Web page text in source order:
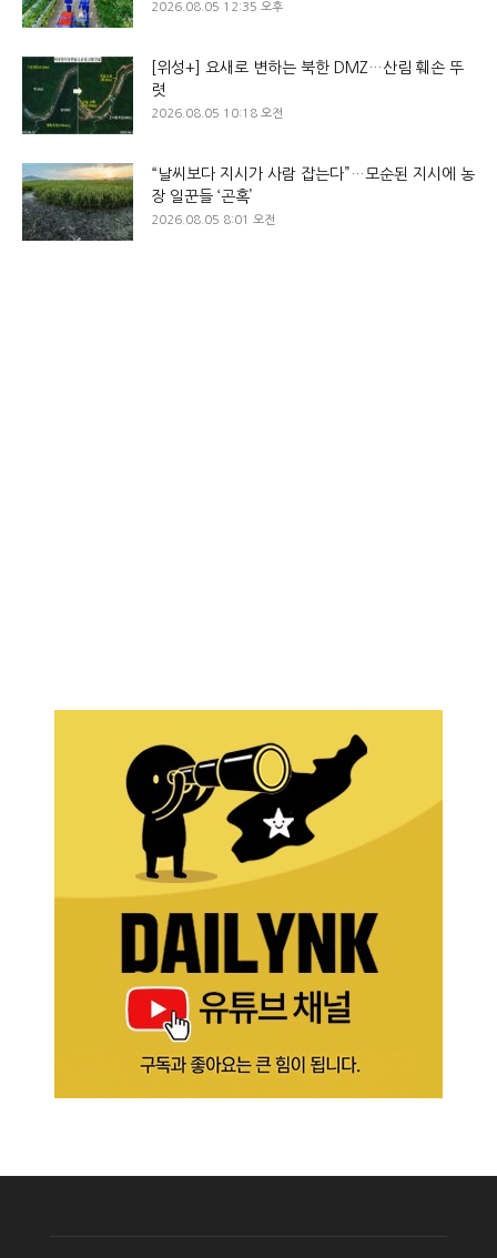
2026.08.05 12:35 오후
[위성+] 요새로 변하는 북한 DMZ…산림 훼손 뚜
렷
2026.08.05 10:18 오전
“날씨보다 지시가 사람 잡는다”…모순된 지시에 농
장 일꾼들 ‘곤혹’
2026.08.05 8:01 오전